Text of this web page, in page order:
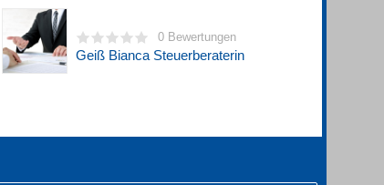
0 Bewertungen
Geiß Bianca Steuerberaterin